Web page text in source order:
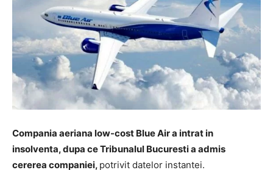
Compania aeriana low-cost Blue Air a intrat in
insolventa, dupa ce Tribunalul Bucuresti a admis
cererea companiei, potrivit datelor instantei.